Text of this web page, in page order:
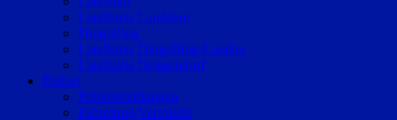
Landkreis Landshut
Dingolfing
Landkreis Dingolfing-Landau
Landkreis Deggendorf
Polizei
Polizeimeldungen
Fahndung/Vermisste